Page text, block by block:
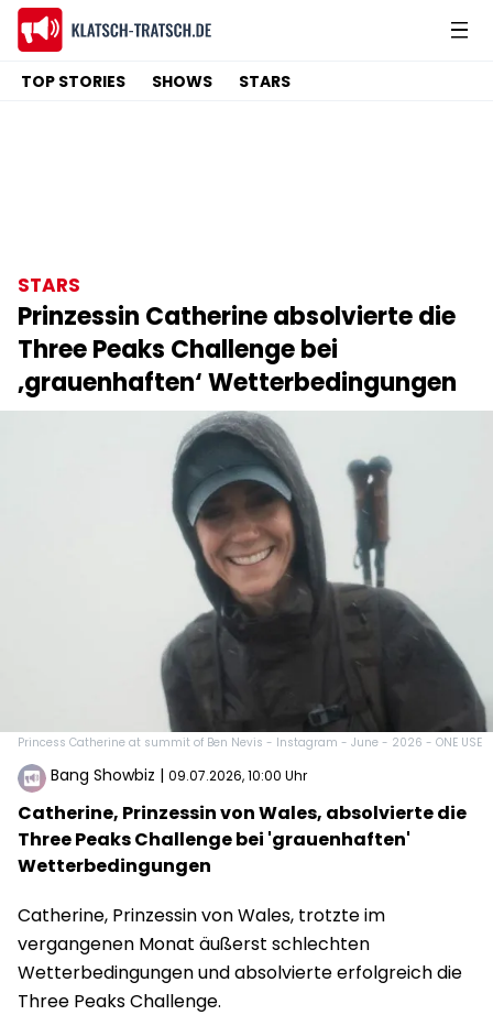
TOP STORIES SHOWS STARS
STARS
Prinzessin Catherine absolvierte die
Three Peaks Challenge bei
‚grauenhaften‘ Wetterbedingungen
Princess Catherine at summit of Ben Nevis - Instagram - June - 2026 - ONE USE
Bang Showbiz | 09.07.2026, 10:00 Uhr
Catherine, Prinzessin von Wales, absolvierte die
Three Peaks Challenge bei 'grauenhaften'
Wetterbedingungen
Catherine, Prinzessin von Wales, trotzte im
vergangenen Monat äußerst schlechten
Wetterbedingungen und absolvierte erfolgreich die
Three Peaks Challenge.